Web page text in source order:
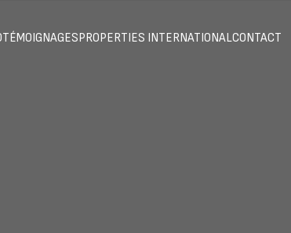
TÉMOIGNAGESPROPERTIES INTERNATIONALCONTACT